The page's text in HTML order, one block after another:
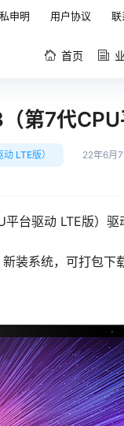
申明 用户协议 联
首页
第7代
LTE版） 22年6月7
台驱动 LTE版）驱
装系统，可打包下